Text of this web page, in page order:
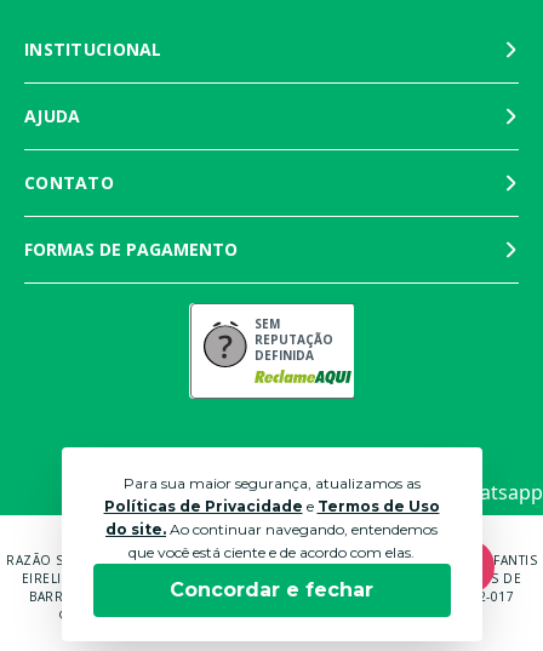
Para sua maior segurança, atualizamos as
Políticas de Privacidade e Termos de Uso
do site. Ao continuar navegando, entendemos
que você está ciente e de acordo com elas.
Concordar e fechar
INSTITUCIONAL
AJUDA
CONTATO
FORMAS DE PAGAMENTO
SEM
REPUTAÇÃO
DEFINIDA
RAZÃO SOCIAL: MARTINS PANTALEÃO COMÉRCIO DE MÓVEIS E ROUPAS INFANTIS
EIRELI EPP CNPJ: 04.591.672/0001-70 ENDEREÇO: RUA ANTÔNIO CARLOS DE
BARROS BRUNI, 232, QUADRA B LOTE 14 SOROCABA - SP - CEP: 18052-017
© 2021 LOJAS BICHO PAPÃO. TODOS OS DIREITOS RESERVADOS.